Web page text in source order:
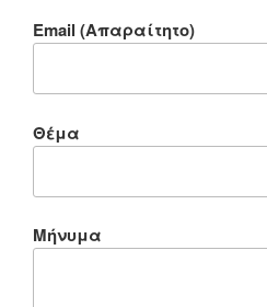
Email (Απαραίτητο)
Θέμα
Μήνυμα